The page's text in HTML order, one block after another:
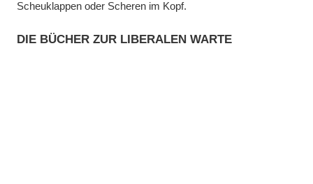
Scheuklappen oder Scheren im Kopf.
DIE BÜCHER ZUR LIBERALEN WARTE